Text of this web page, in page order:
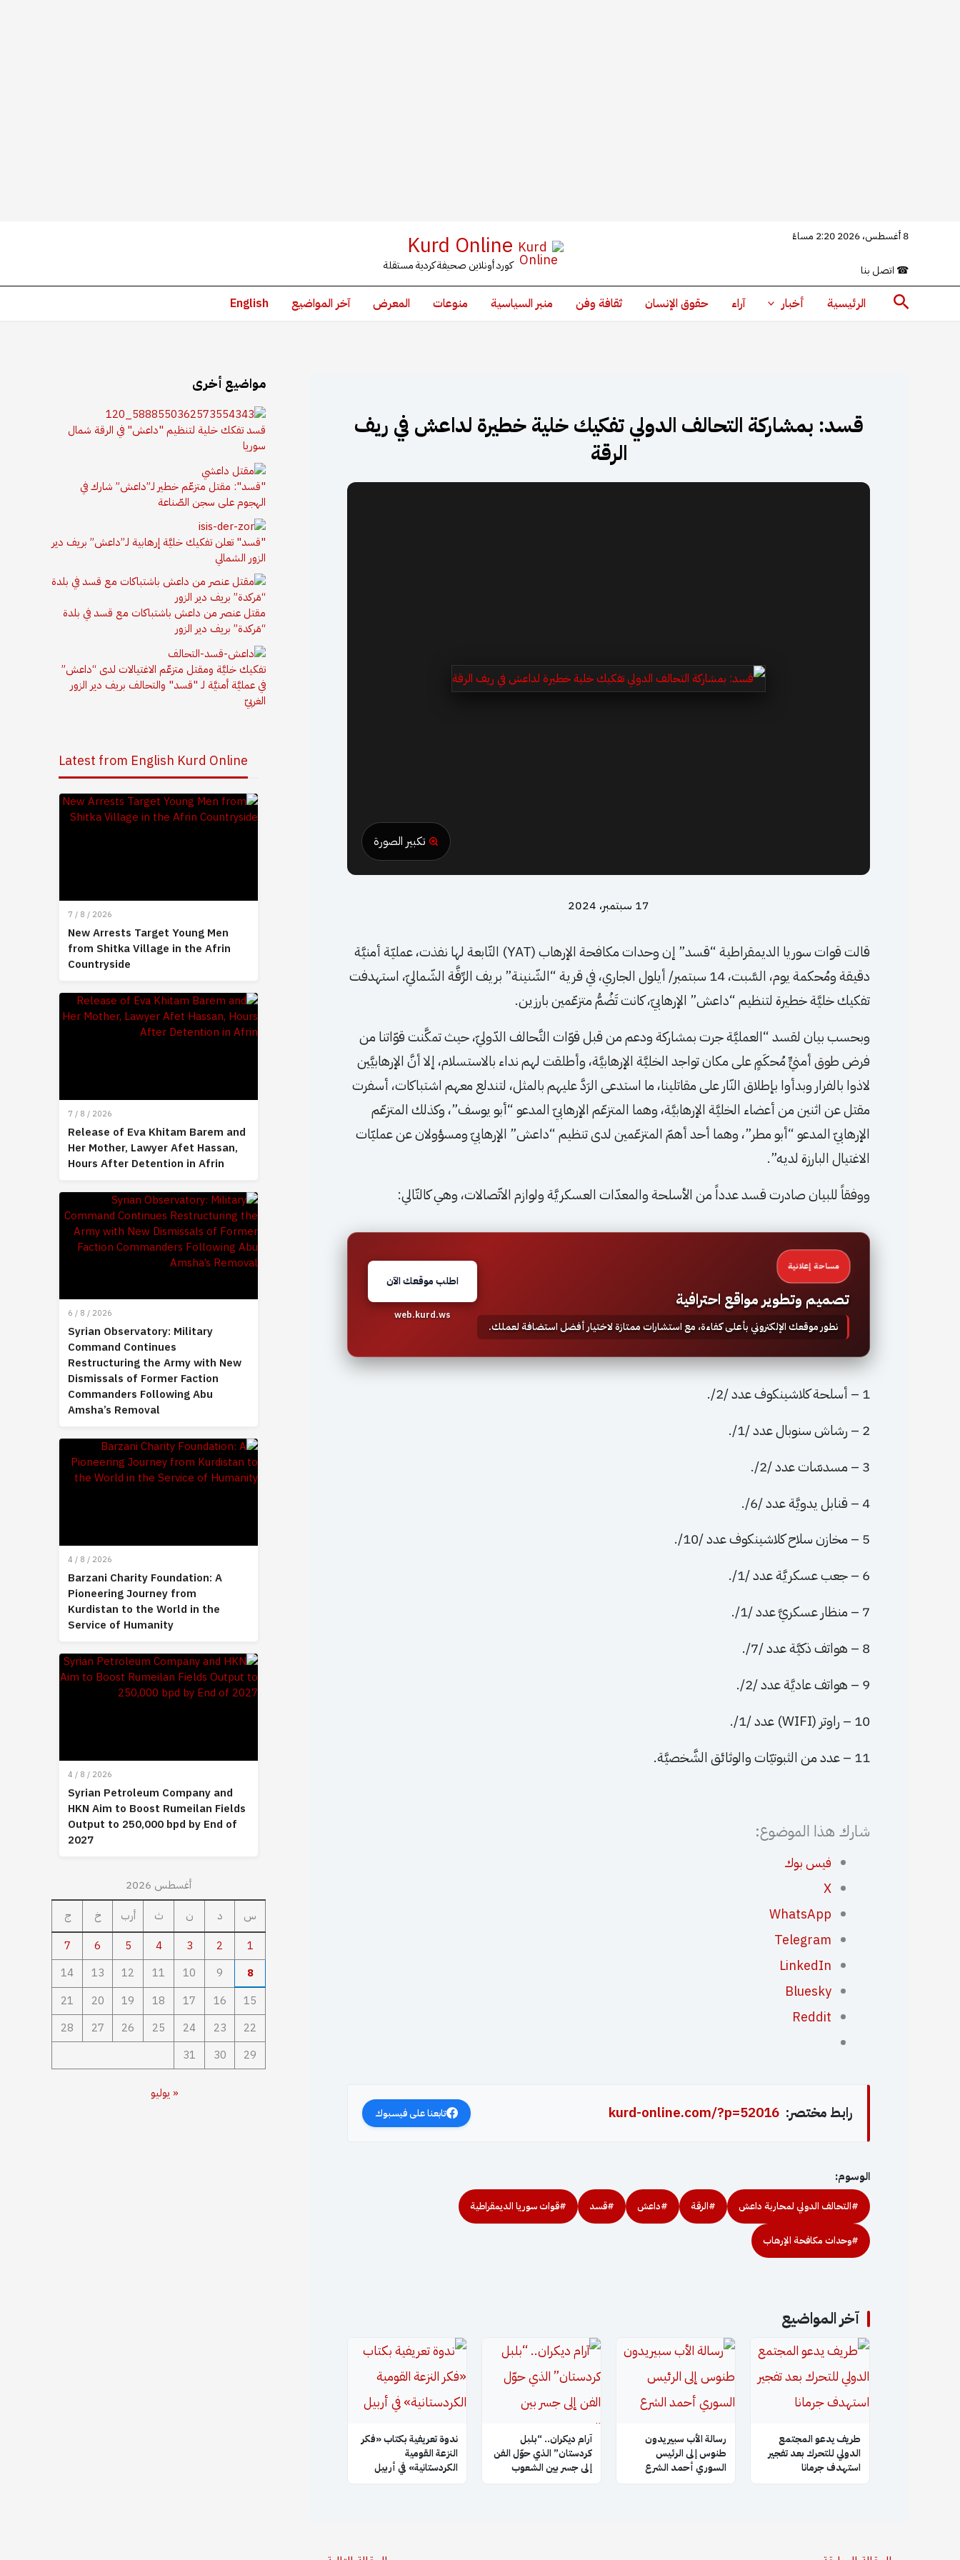
المحتوى
8 أغسطس، 2026 2:20 مساءً
☎ اتصل بنا
Kurd Online
كورد أونلاين صحيفة كردية مستقلة
البحث الرئيسية أخبار آراء حقوق الإنسان ثقافة وفن منبر السياسية منوعات المعرض آخر المواضيع English
قسد: بمشاركة التحالف الدولي تفكيك خلية خطيرة لداعش في ريف
الرقة
تكبير الصورة
17 سبتمبر، 2024
قالت قوات سوريا الديمقراطية “قسد” إن وحدات مكافحة الإرهاب (YAT) التّابعة لها نفذت، عمليّة أمنيَّة
دقيقة ومُحكمة يوم، السَّبت، 14 سبتمبر/ أيلول الجاري، في قرية “الشّنينة” بريف الرِّقَّة الشّماليّ، استهدفت
تفكيك خليَّة خطيرة لتنظيم “داعش” الإرهابيّ، كانت تَضُمُّ متزعّمين بارزين.
وبحسب بيان لقسد “العمليَّة جرت بمشاركة ودعم من قبل قوّات التَّحالف الدّوليّ، حيث تمكَّنت قوّاتنا من
فرض طوق أمنيٍّ مُحكَمٍ على مكان تواجد الخليَّة الإرهابيَّة، وأطلقت لهم نداء بالاستسلام، إلا أنَّ الإرهابيَّين
لاذوا بالفرار وبدأوا بإطلاق النّار على مقاتلينا، ما استدعى الرَدَّ عليهم بالمثل، لتندلع معهم اشتباكات، أسفرت
مقتل عن اثنين من أعضاء الخليَّة الإرهابيَّة، وهما المتزعّم الإرهابيّ المدعو “أبو يوسف”، وكذلك المتزعّم
الإرهابيّ المدعو “أبو مطر”، وهما أحد أهمّ المتزعّمين لدى تنظيم “داعش” الإرهابيّ ومسؤولان عن عمليّات
الاغتيال البارزة لديه”.
ووفقاً للبيان صادرت قسد عدداً من الأسلحة والمعدّات العسكريَّة ولوازم الاتّصالات، وهي كالتّالي:
مساحة إعلانية
تصميم وتطوير مواقع احترافية
نطور موقعك الإلكتروني بأعلى كفاءة، مع استشارات ممتازة لاختيار أفضل استضافة لعملك.
اطلب موقعك الآن
web.kurd.ws
1 – أسلحة كلاشينكوف عدد /2/.
2 – رشاش سنوبال عدد /1/.
3 – مسدسّات عدد /2/.
4 – قنابل يدويَّة عدد /6/.
5 – مخازن سلاح كلاشينكوف عدد /10/.
6 – جعب عسكريَّة عدد /1/.
7 – منظار عسكريَّ عدد /1/.
8 – هواتف ذكيَّة عدد /7/.
9 – هواتف عاديَّة عدد /2/.
10 – راوتر (WIFI) عدد /1/.
11 – عدد من الثبوتيّات والوثائق الشَّخصيَّة.
شارك هذا الموضوع:
فيس بوك
X
WhatsApp
Telegram
LinkedIn
Bluesky
Reddit
رابط مختصر: kurd-online.com/?p=52016 تابعنا على فيسبوك
الوسوم:
#التحالف الدولي لمحاربة داعش #الرقة #داعش #قسد #قوات سوريا الديمقراطية
#وحدات مكافحة الإرهاب
آخر المواضيع
طريف يدعو المجتمع
الدولي للتحرك بعد تفجير
استهدف جرمانا
رسالة الأب سبيريدون
طنوس إلى الرئيس
السوري أحمد الشرع
آرام ديكران.. “بلبل
كردستان” الذي حوّل الفن
إلى جسر بين الشعوب
ندوة تعريفية بكتاب «فكر
النزعة القومية
الكردستانية» في أربيل
مواضيع أخرى
قسد تفكك خلية لتنظيم "داعش" في الرقة شمال
سوريا
"قسد": مقتل متزعّم خطير لـ”داعش” شارك في
الهجوم على سجن الصّناعة
"قسد" تعلن تفكيك خليَّة إرهابية لـ”داعش” بريف دير
الزور الشمالي
مقتل عنصر من داعش باشتباكات مع قسد في بلدة
“مَركدة” بريف دير الزور
تفكيك خليَّة ومقتل متزعّم الاغتيالات لدى “داعش”
في عمليَّة أمنيَّة لـ "قسد" والتحالف بريف دير الزور
الغربيّ
Latest from English Kurd Online
7 / 8 / 2026
New Arrests Target Young Men
from Shitka Village in the Afrin
Countryside
7 / 8 / 2026
Release of Eva Khitam Barem and
Her Mother, Lawyer Afet Hassan,
Hours After Detention in Afrin
6 / 8 / 2026
Syrian Observatory: Military
Command Continues
Restructuring the Army with New
Dismissals of Former Faction
Commanders Following Abu
Amsha’s Removal
4 / 8 / 2026
Barzani Charity Foundation: A
Pioneering Journey from
Kurdistan to the World in the
Service of Humanity
4 / 8 / 2026
Syrian Petroleum Company and
HKN Aim to Boost Rumeilan Fields
Output to 250,000 bpd by End of
2027
أغسطس 2026
س
د ن ث أرب خ
ج
1
2
3
4
5
6
7
8
9
10
11
12
13
14
15
16
17
18
19
20
21
22
23
24
25
26
27
28
29
30
31
« يوليو